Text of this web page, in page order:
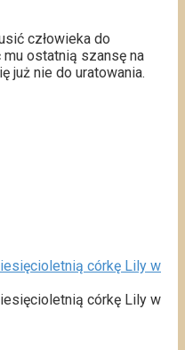
człowieka do
ostatnią szansę na
już nie do uratowania.
córkę Lily w
córkę Lily w